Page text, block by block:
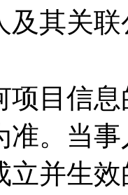
及其关
项目信
准。当
立并生